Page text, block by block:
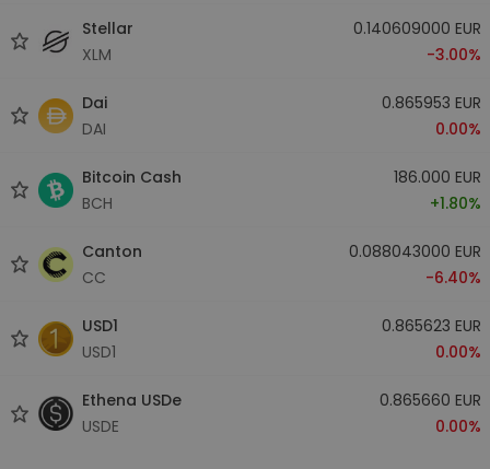
Stellar
XLM
0.140609000 EUR
-3.00%
Dai
DAI
0.865953 EUR
0.00%
Bitcoin Cash
BCH
186.000 EUR
+1.80%
Canton
CC
0.088043000 EUR
-6.40%
USD1
USD1
0.865623 EUR
0.00%
Ethena USDe
USDE
0.865660 EUR
0.00%